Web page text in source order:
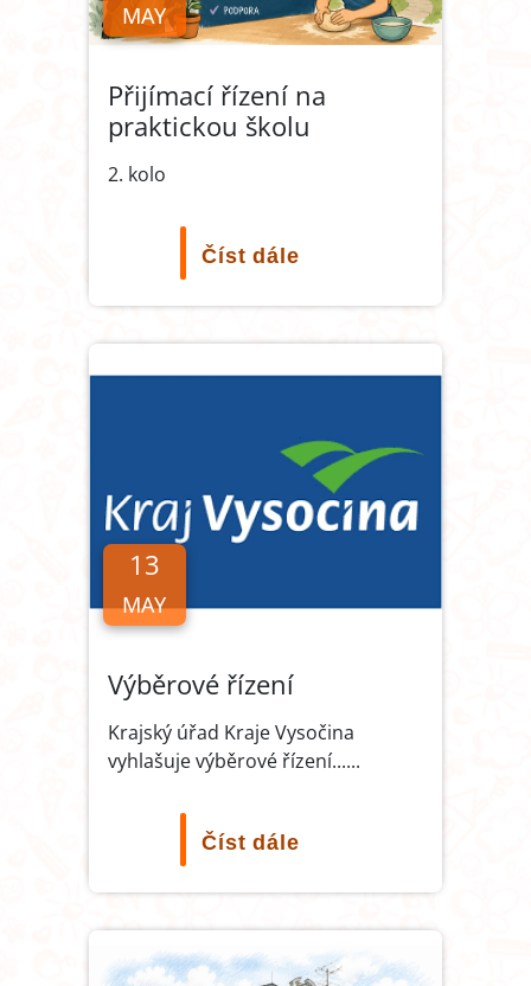
MAY
Přijímací řízení na
praktickou školu
2. kolo
Číst dále
13
MAY
Výběrové řízení
Krajský úřad Kraje Vysočina
vyhlašuje výběrové řízení......
Číst dále